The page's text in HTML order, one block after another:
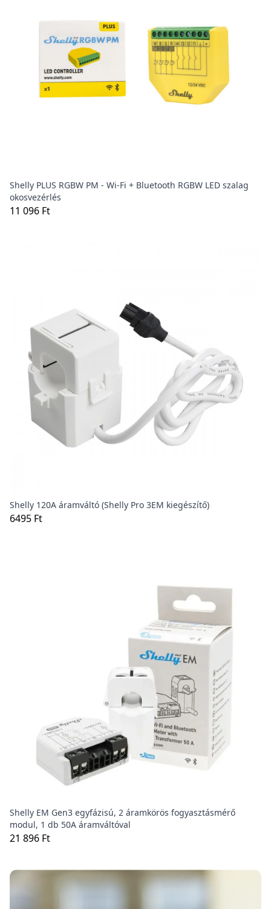
Shelly PLUS RGBW PM - Wi-Fi + Bluetooth RGBW LED szalag
okosvezérlés
11 096 Ft
Shelly 120A áramváltó (Shelly Pro 3EM kiegészítő)
6495 Ft
Shelly EM Gen3 egyfázisú, 2 áramkörös fogyasztásmérő
modul, 1 db 50A áramváltóval
21 896 Ft